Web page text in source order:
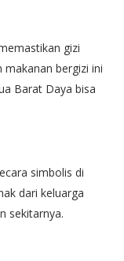
gizi
bergizi ini
Barat Daya bisa
simbolis di
dari keluarga
sekitarnya.